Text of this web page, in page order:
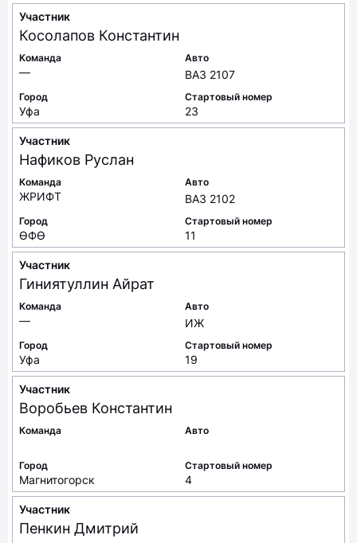
Участник
Косолапов Константин
Команда
—
Авто
ВАЗ 2107
Город
Уфа
Стартовый номер
23
Участник
Нафиков Руслан
Команда
ЖРИФТ
Авто
ВАЗ 2102
Город
ӨФӨ
Стартовый номер
11
Участник
Гиниятуллин Айрат
Команда
—
Авто
ИЖ
Город
Уфа
Стартовый номер
19
Участник
Воробьев Константин
Команда Авто
Город
Магнитогорск
Стартовый номер
4
Участник
Пенкин Дмитрий